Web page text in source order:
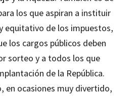
los que aspiran a instituir
equitativo de los impuestos,
los cargos públicos deben
sorteo y a todos los que
de la República.
en ocasiones muy divertido,